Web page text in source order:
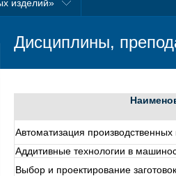
изделий»
Дисциплины,
Автоматизация
Аддитивные технологии в
Выбор и проектирование заготовок